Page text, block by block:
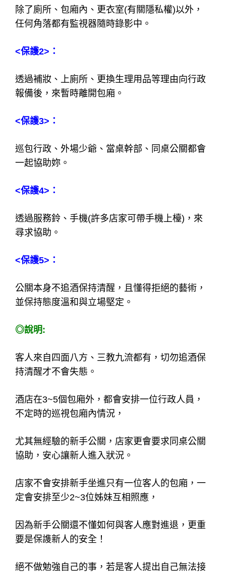
在酒店工作時，保護自身安全的方
式有哪些?!
<保護1>：
除了廁所、包廂內、更衣室(有關隱私權)以外，
任何角落都有監視器隨時錄影中。
<保護2>：
透過補妝、上廁所、更換生理用品等理由向行政
報備後，來暫時離開包廂。
<保護3>：
巡包行政、外場少爺、當桌幹部、同桌公關都會
一起協助妳。
<保護4>：
透過服務鈴、手機(許多店家可帶手機上檯)，來
尋求協助。
<保護5>：
並保持態度溫和與立場堅定。
客人來自四面八方、三教九流都有，切勿追酒保
酒店在3~5個包廂外，都會安排一位行政人員，